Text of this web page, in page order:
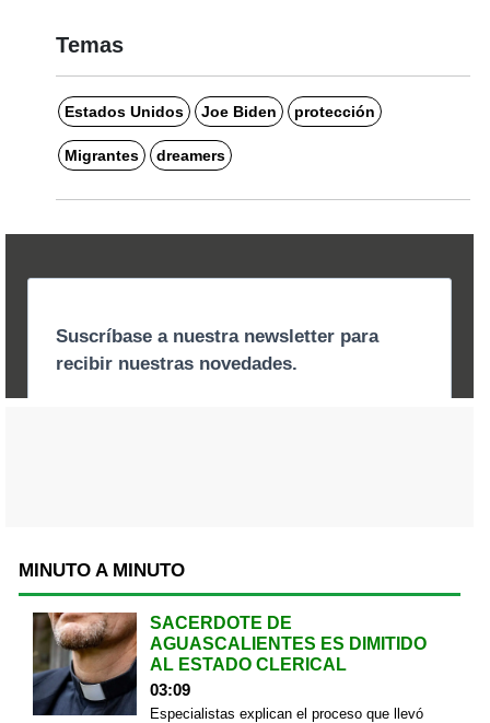
Temas
Estados Unidos Joe Biden protección
Migrantes dreamers
MINUTO A MINUTO
SACERDOTE DE
AGUASCALIENTES ES DIMITIDO
AL ESTADO CLERICAL
03:09
Especialistas explican el proceso que llevó